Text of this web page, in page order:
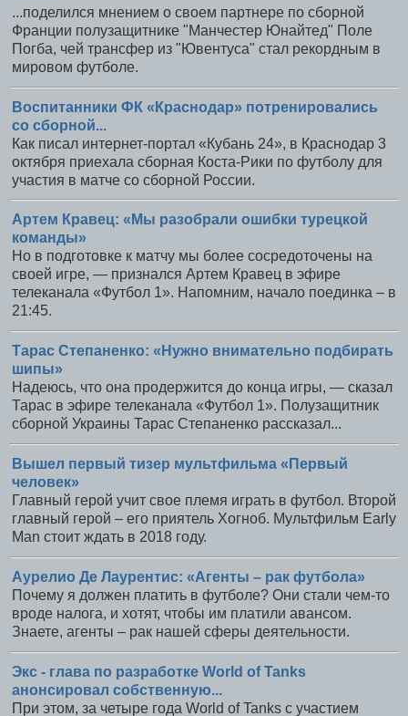
...поделился мнением о своем партнере по сборной
Франции полузащитнике "Манчестер Юнайтед" Поле
Погба, чей трансфер из "Ювентуса" стал рекордным в
мировом футболе.
Воспитанники ФК «Краснодар» потренировались
со сборной...
Как писал интернет-портал «Кубань 24», в Краснодар 3
октября приехала сборная Коста-Рики по футболу для
участия в матче со сборной России.
Артем Кравец: «Мы разобрали ошибки турецкой
команды»
Но в подготовке к матчу мы более сосредоточены на
своей игре, — признался Артем Кравец в эфире
телеканала «Футбол 1». Напомним, начало поединка – в
21:45.
Тарас Степаненко: «Нужно внимательно подбирать
шипы»
Надеюсь, что она продержится до конца игры, — сказал
Тарас в эфире телеканала «Футбол 1». Полузащитник
сборной Украины Тарас Степаненко рассказал...
Вышел первый тизер мультфильма «Первый
человек»
Главный герой учит свое племя играть в футбол. Второй
главный герой – его приятель Хогноб. Мультфильм Early
Man стоит ждать в 2018 году.
Аурелио Де Лаурентис: «Агенты – рак футбола»
Почему я должен платить в футболе? Они стали чем-то
вроде налога, и хотят, чтобы им платили авансом.
Знаете, агенты – рак нашей сферы деятельности.
Экс - глава по разработке World of Tanks
анонсировал собственную...
При этом, за четыре года World of Tanks с участием